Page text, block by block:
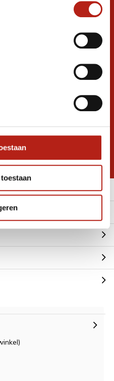
en
Inschrijven voor